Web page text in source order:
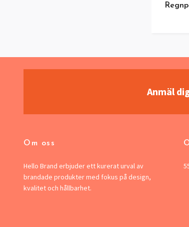
Anmäl
Om oss
Hello Brand erbjuder ett kurerat urval av
brandade produkter med fokus på design,
kvalitet och hållbarhet.